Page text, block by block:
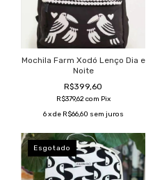
Mochila Farm Xodó Lenço Dia e
Noite
R$399,60
R$379,62com Pix
6 x de R$66,60 sem juros
Esgotado